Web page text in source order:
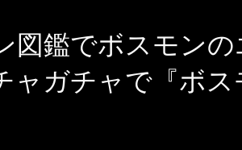
図鑑でボスモン
ャガチャで『ボ